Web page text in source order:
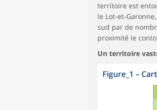
territoire est
le Lot-et-
sud par de
proximité le
Un territoire
Figure_1 –